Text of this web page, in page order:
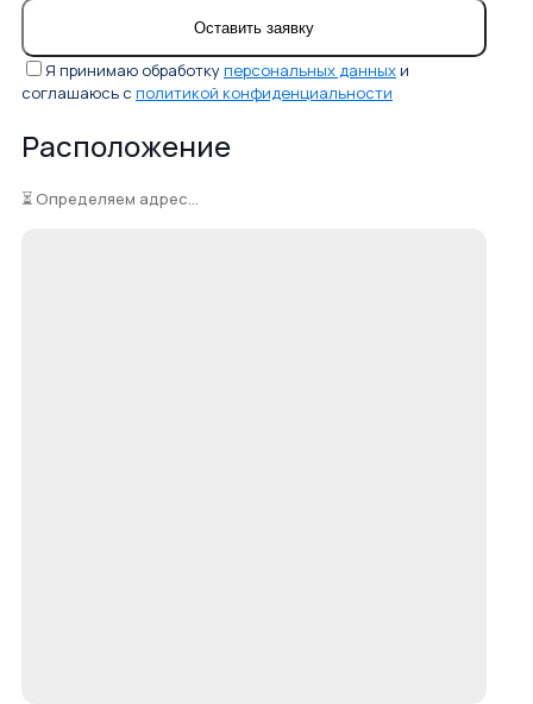
Я принимаю обработкуперсональных данных и
соглашаюсь с политикой конфиденциальности
Расположение
⏳ Определяем адрес...